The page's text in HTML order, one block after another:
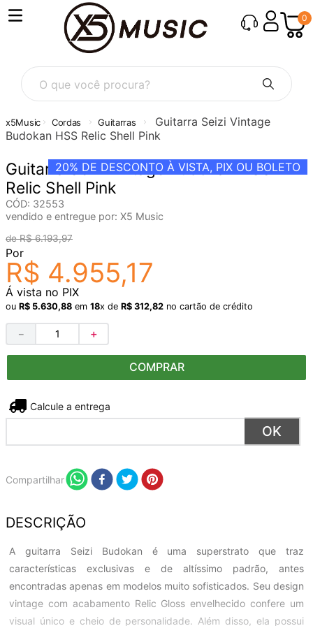
0
O que você procura?
Cordas Guitarras
Guitarra Seizi Vintage
Budokan HSS Relic Shell Pink
20% DE DESCONTO À VISTA, PIX OU BOLETO
Guitarra Seizi Vintage Budokan HSS
Relic Shell Pink
CÓD: 32553
vendido e entregue por: X5 Music
R$ 6.193,97
Por
R$ 4.955,17
Á vista no PIX
ou R$ 5.630,88 em 18x de R$ 312,82 no cartão de crédito
＋
－
COMPRAR
Não sei meu CEP
Compartilhar
DESCRIÇÃO
A guitarra Seizi Budokan é uma superstrato que traz
características exclusivas e de altíssimo padrão, antes
encontradas apenas em modelos muito sofisticados. Seu design
vintage com acabamento Relic Gloss envelhecido confere um
visual único e cheio de personalidade. Além disso, ela possui